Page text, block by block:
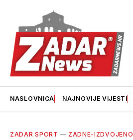
NASLOVNICA NAJNOVIJE VIJESTI
ZADAR SPORT — ZADNE-IZDVOJENO